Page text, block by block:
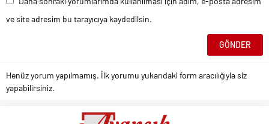
ve site adresim bu tarayıcıya kaydedilsin.
Henüz yorum yapılmamış. İlk yorumu yukarıdaki form aracılığıyla siz
yapabilirsiniz.